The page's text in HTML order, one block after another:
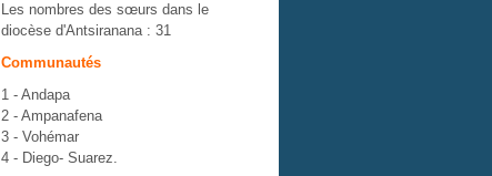
Les nombres des sœurs dans le
diocèse d'Antsiranana : 31
Communautés
1 - Andapa
2 - Ampanafena
3 - Vohémar
4 - Diego- Suarez.